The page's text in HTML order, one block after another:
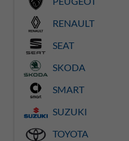
RENAULT
SEAT
SKODA
SMART
SUZUKI
TOYOTA